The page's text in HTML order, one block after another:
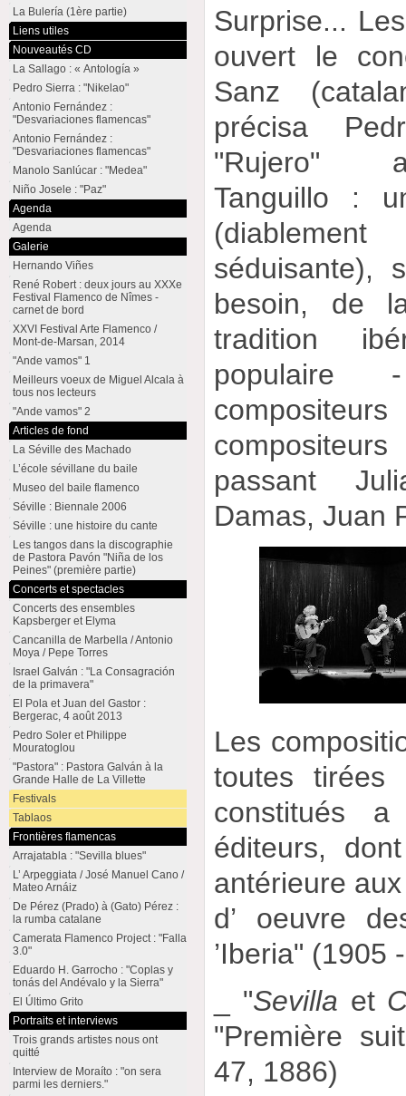
Surprise...
ouvert le
Sanz
précisa
"Rujero"
Tanguillo :
séduisante),
besoin, de
tradition
populaire
passant
Damas, Juan
Les
toutes tirées
constitués
éditeurs,
antérieure
d’ oeuvre
’Iberia" (1905
_ "Sevilla et
"Première
47, 1886)
La Bulería (1ère partie)
Liens utiles
Nouveautés CD
La Sallago : « Antología »
Pedro Sierra : "Nikelao"
Antonio Fernández :
"Desvariaciones flamencas"
Antonio Fernández :
"Desvariaciones flamencas"
Manolo Sanlúcar : "Medea"
Niño Josele : "Paz"
Agenda
Agenda
Galerie
Hernando Viñes
René Robert : deux jours au XXXe
Festival Flamenco de Nîmes -
carnet de bord
XXVI Festival Arte Flamenco /
Mont-de-Marsan, 2014
"Ande vamos" 1
Meilleurs voeux de Miguel Alcala à
tous nos lecteurs
"Ande vamos" 2
Articles de fond
La Séville des Machado
L’école sévillane du baile
Museo del baile flamenco
Séville : Biennale 2006
Séville : une histoire du cante
Les tangos dans la discographie
de Pastora Pavón "Niña de los
Peines" (première partie)
Concerts et spectacles
Concerts des ensembles
Kapsberger et Elyma
Cancanilla de Marbella / Antonio
Moya / Pepe Torres
Israel Galván : "La Consagración
de la primavera"
El Pola et Juan del Gastor :
Bergerac, 4 août 2013
Pedro Soler et Philippe
Mouratoglou
"Pastora" : Pastora Galván à la
Grande Halle de La Villette
Festivals
Tablaos
Frontières flamencas
Arrajatabla : "Sevilla blues"
L’ Arpeggiata / José Manuel Cano /
Mateo Arnáiz
De Pérez (Prado) à (Gato) Pérez :
la rumba catalane
Camerata Flamenco Project : "Falla
3.0"
Eduardo H. Garrocho : "Coplas y
tonás del Andévalo y la Sierra"
El Último Grito
Portraits et interviews
Trois grands artistes nous ont
quitté
Interview de Moraíto : "on sera
parmi les derniers."